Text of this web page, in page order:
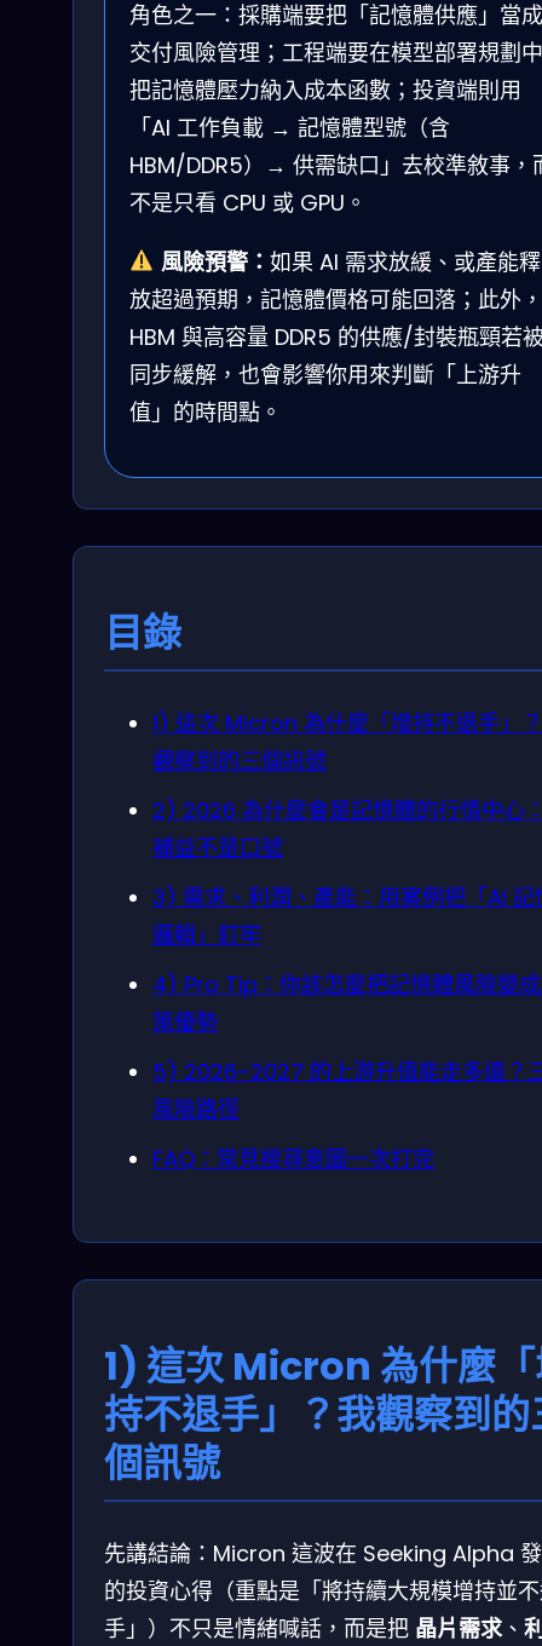
角色之一：採購端要把「記憶體供應」當成
交付風險管理；工程端要在模型部署規劃中
把記憶體壓力納入成本函數；投資端則用
「AI 工作負載 → 記憶體型號（含
HBM/DDR5）→ 供需缺口」去校準敘事，
不是只看 CPU 或 GPU。
風險預警： 如果 AI 需求放緩、或產能釋
放超過預期，記憶體價格可能回落；此外，
HBM 與高容量 DDR5 的供應/封裝瓶頸若
同步緩解，也會影響你用來判斷「上游升
值」的時間點。
目錄
1) 這次 Micron 為什麼「增持不退手」
觀察到的三個訊號
2) 2026 為什麼會是記憶體的行情中心
補益不是口號
3) 需求、利潤、產能：用案例把「AI 記
邏輯」釘牢
4) Pro Tip：你該怎麼把記憶體風險變
策優勢
5) 2026–2027 的上游升值能走多遠？
風險路徑
FAQ：常見搜尋意圖一次打完
1) 這次 Micron 為什麼
持不退手」？我觀察到的
個訊號
先講結論：Micron 這波在 Seeking Alpha
的投資心得（重點是「將持續大規模增持並
手」）不只是情緒喊話，而是把 晶片需求、